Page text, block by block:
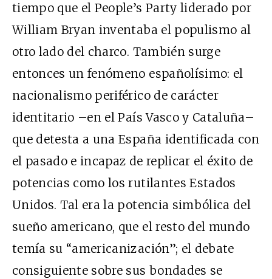
tiempo que el People’s Party liderado por
William Bryan inventaba el populismo al
otro lado del charco. También surge
entonces un fenómeno españolísimo: el
nacionalismo periférico de carácter
identitario –en el País Vasco y Cataluña–
que detesta a una España identificada con
el pasado e incapaz de replicar el éxito de
potencias como los rutilantes Estados
Unidos. Tal era la potencia simbólica del
sueño americano, que el resto del mundo
temía su “americanización”; el debate
consiguiente sobre sus bondades se